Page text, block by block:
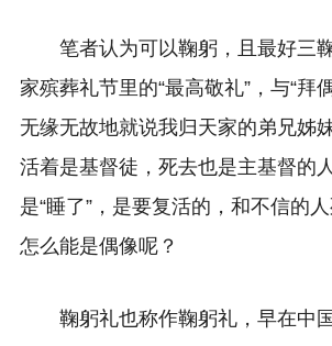
笔者认为可以鞠躬，且最好
家殡葬礼节里的“最高敬礼”，与“拜
无缘无故地就说我归天家的弟兄姊
活着是基督徒，死去也是主基督的
是“睡了”，是要复活的，和不信的
怎么能是偶像呢？
鞠躬礼也称作鞠躬礼，早在中